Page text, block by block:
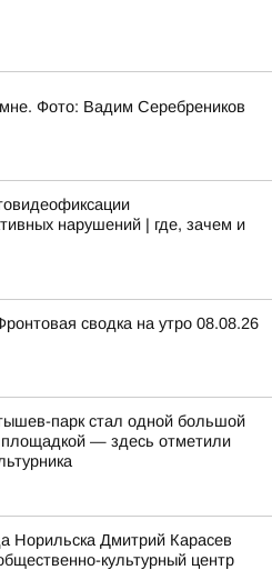
Фото: Вадим Серебреников
нарушений | где, зачем и
сводка на утро 08.08.26
парк стал одной большой
площадкой — здесь отметили
Норильска Дмитрий Карасев
культурный центр